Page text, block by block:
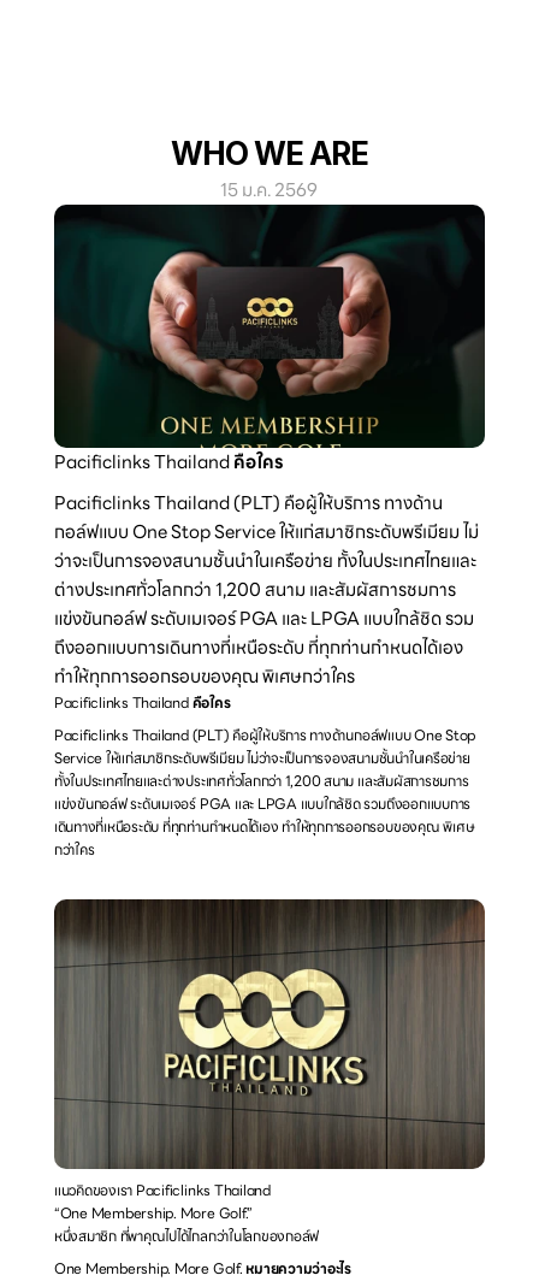
WHO WE ARE
15 ม.ค. 2569
Pacificlinks Thailand คือใคร
Pacificlinks Thailand (PLT) คือผู้ให้บริการ ทางด้าน
กอล์ฟแบบ One Stop Service ให้แก่สมาชิกระดับพรีเมียม ไม่
ว่าจะเป็นการจองสนามชั้นนำในเครือข่าย ทั้งในประเทศไทยและ
ต่างประเทศทั่วโลกกว่า 1,200 สนาม และสัมผัสการชมการ
แข่งขันกอล์ฟ ระดับเมเจอร์ PGA และ LPGA แบบใกล้ชิด รวม
ถึงออกแบบการเดินทางที่เหนือระดับ ที่ทุกท่านกำหนดได้เอง
ทำให้ทุกการออกรอบของคุณ พิเศษกว่าใคร
Pacificlinks Thailand คือใคร
Pacificlinks Thailand (PLT) คือผู้ให้บริการ ทางด้านกอล์ฟแบบ One Stop
Service ให้แก่สมาชิกระดับพรีเมียม ไม่ว่าจะเป็นการจองสนามชั้นนำในเครือข่าย
ทั้งในประเทศไทยและต่างประเทศทั่วโลกกว่า 1,200 สนาม และสัมผัสการชมการ
แข่งขันกอล์ฟ ระดับเมเจอร์ PGA และ LPGA แบบใกล้ชิด รวมถึงออกแบบการ
เดินทางที่เหนือระดับ ที่ทุกท่านกำหนดได้เอง ทำให้ทุกการออกรอบของคุณ พิเศษ
กว่าใคร
แนวคิดของเรา Pacificlinks Thailand
“One Membership. More Golf.”
หนึ่งสมาชิก ที่พาคุณไปได้ไกลกว่าในโลกของกอล์ฟ
One Membership. More Golf. หมายความว่าอะไร